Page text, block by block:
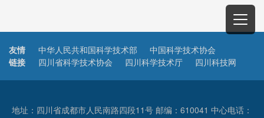
友情
链接
中华人民共和国科学技术部
中国科学技术协会
四川省科学技术协会
四川科学技术厅 四川科技网
地址：四川省成都市人民南路四段11号 邮编：610041 中心电话：